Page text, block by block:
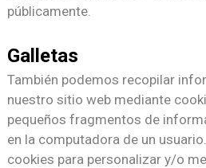
públicamente.
Galletas
También podemos recopilar
nuestro sitio web mediante
pequeños fragmentos de
en la computadora de un
cookies para personalizar y/o